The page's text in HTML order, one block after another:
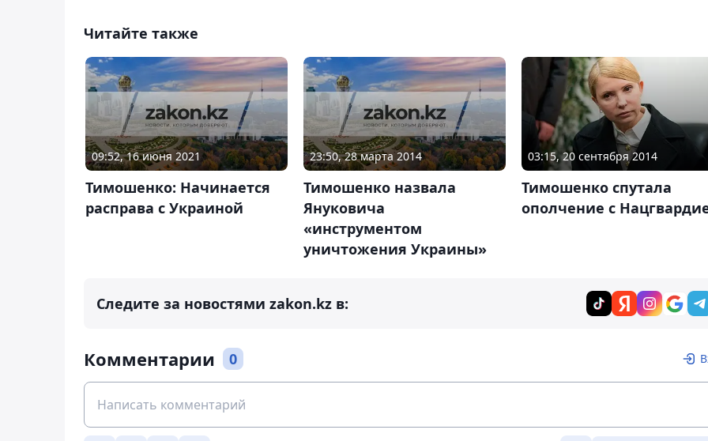
Читайте также
09:52, 16 июня 2021
Тимошенко: Начинается
расправа с Украиной
23:50, 28 марта 2014
Тимошенко назвала
Януковича
«инструментом
уничтожения Украины»
03:15, 20 сентября 2014
Тимошенко спутала
ополчение с
Следите за новостями zakon.kz в:
Комментарии 0